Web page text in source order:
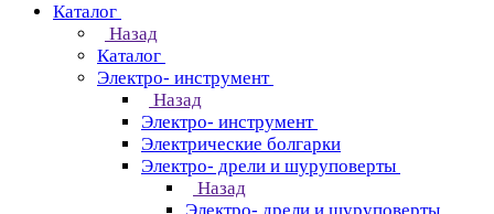
Каталог
Назад
Каталог
Электро- инструмент
Назад
Электро- инструмент
Электрические болгарки
Электро- дрели и шуруповерты
Назад